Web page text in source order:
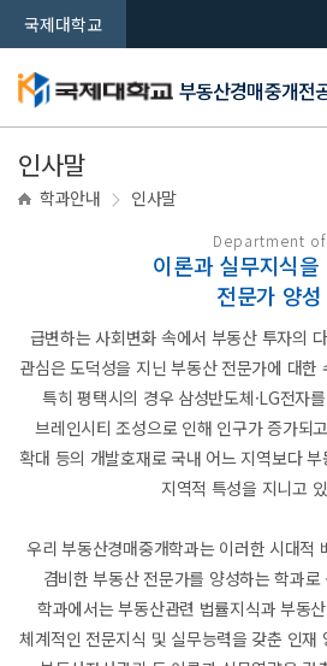
국제대학교
부동산경매중개전
학과안내 인사말
인사말
Department of
이론과 실무지식을
전문가 양성
급변하는 사회변화 속에서 부동산 투자의
관심은 도덕성을 지닌 부동산 전문가에 대한
특히 평택시의 경우 삼성반도체·LG전자
브레인시티 조성으로 인해 인구가 증가되
확대 등의 개발호재로 국내 어느 지역보다
지역적 특성을 지니고
우리 부동산경매중개학과는 이러한 시대적
겸비한 부동산 전문가를 양성하는 학과
학과에서는 부동산관련 법률지식과 부동
체계적인 전문지식 및 실무능력을 갖춘 인재